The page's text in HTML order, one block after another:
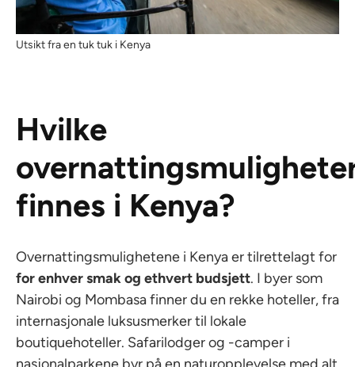
Utsikt fra en tuk tuk i Kenya
Hvilke
finnes i Kenya?
Overnattingsmulighetene i Kenya er tilrettelagt for
for enhver smak og ethvert budsjett. I byer som
Nairobi og Mombasa finner du en rekke hoteller, fra
internasjonale luksusmerker til lokale
boutiquehoteller. Safarilodger og -camper i
nasjonalparkene byr på en naturopplevelse med alt